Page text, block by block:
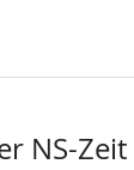
NS-Zeit